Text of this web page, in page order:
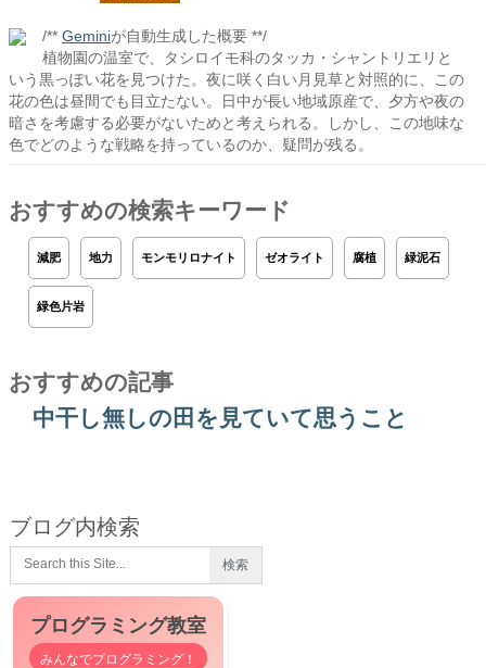
/** Geminiが自動生成した概要 **/
植物園の温室で、タシロイモ科のタッカ・シャントリエリと
いう黒っぽい花を見つけた。夜に咲く白い月見草と対照的に、この
花の色は昼間でも目立たない。日中が長い地域原産で、夕方や夜の
暗さを考慮する必要がないためと考えられる。しかし、この地味な
色でどのような戦略を持っているのか、疑問が残る。
おすすめの検索キーワード
減肥 地力 モンモリロナイト ゼオライト 腐植 緑泥石
緑色片岩
おすすめの記事
中干し無しの田を見ていて思うこと
ブログ内検索
プログラミング教室
みんなでプログラミング！